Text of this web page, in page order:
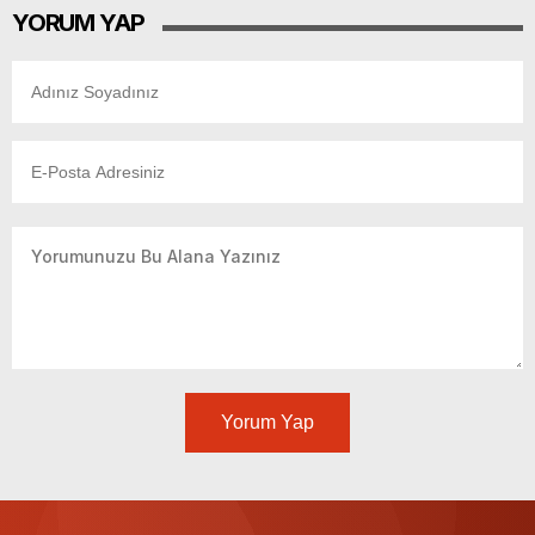
YORUM YAP
Yorum Yap